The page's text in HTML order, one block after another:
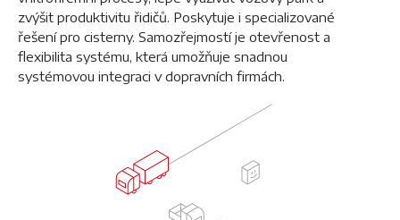
zvýšit produktivitu řidičů. Poskytuje i specializované
řešení pro cisterny. Samozřejmostí je otevřenost a
flexibilita systému, která umožňuje snadnou
systémovou integraci v dopravních firmách.